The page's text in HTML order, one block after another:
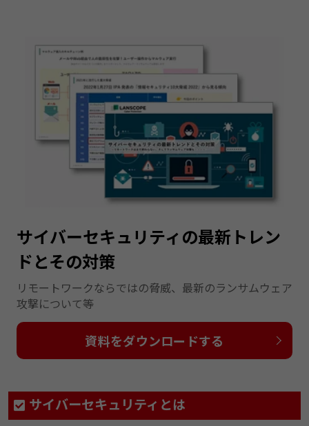
サイバーセキュリティの最新トレン
ドとその対策
リモートワークならではの脅威、最新のランサムウェア
攻撃について等
資料をダウンロードする
サイバーセキュリティとは